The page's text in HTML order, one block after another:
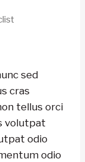
sed
cras
tellus orci
volutpat
odio
odio